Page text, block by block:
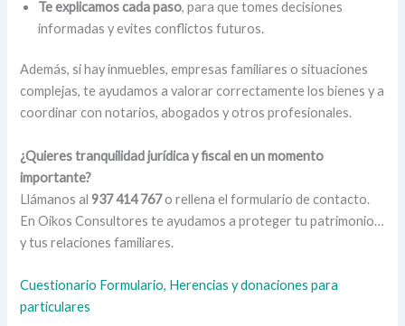
Te explicamos cada paso, para que tomes decisiones
informadas y evites conflictos futuros.
Además, si hay inmuebles, empresas familiares o situaciones
complejas, te ayudamos a valorar correctamente los bienes y a
coordinar con notarios, abogados y otros profesionales.
¿Quieres tranquilidad jurídica y fiscal en un momento
importante?
Llámanos al937 414 767o rellena el formulario de contacto.
En Oikos Consultores te ayudamos a proteger tu patrimonio…
y tus relaciones familiares.
Cuestionario Formulario, Herencias y donaciones para
particulares